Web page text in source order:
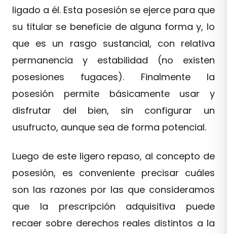
ligado a él. Esta posesión se ejerce para que
su titular se beneficie de alguna forma y, lo
que es un rasgo sustancial, con relativa
permanencia y estabilidad (no existen
posesiones fugaces). Finalmente la
posesión permite básicamente usar y
disfrutar del bien, sin configurar un
usufructo, aunque sea de forma potencial.
Luego de este ligero repaso, al concepto de
posesión, es conveniente precisar cuáles
son las razones por las que consideramos
que la prescripción adquisitiva puede
recaer sobre derechos reales distintos a la